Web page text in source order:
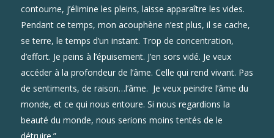
contourne, j’élimine les pleins, laisse apparaître les vides.
Pendant ce temps, mon acouphène n’est plus, il se cache,
se terre, le temps d’un instant. Trop de concentration,
d’effort. Je peins à l’épuisement. J’en sors vidé. Je veux
accéder à la profondeur de l’âme. Celle qui rend vivant. Pas
de sentiments, de raison…l’âme. Je veux peindre l’âme du
monde, et ce qui nous entoure. Si nous regardions la
beauté du monde, nous serions moins tentés de le